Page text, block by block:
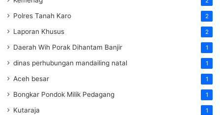
Polres Tanah Karo 2
Laporan Khusus 2
Daerah Wih Porak Dihantam Banjir 1
dinas perhubungan mandailing natal 1
Aceh besar 1
Bongkar Pondok Milik Pedagang 1
Kutaraja 1